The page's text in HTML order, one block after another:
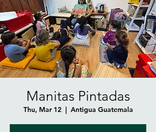
Manitas Pintadas
Thu, Mar 12
  |
Antigua Guatemala